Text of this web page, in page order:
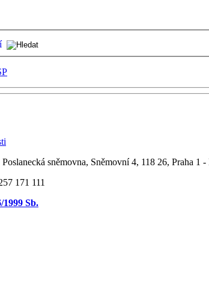
sněmovna, Sněmovní 4, 118 26, Praha 1 -
171 111
1999 Sb.